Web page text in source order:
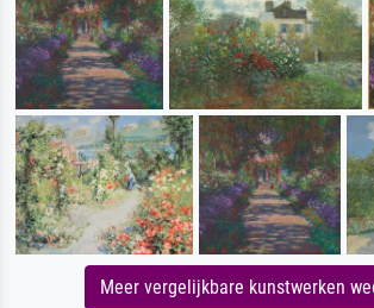
Meer vergelijkbare kunstwerken